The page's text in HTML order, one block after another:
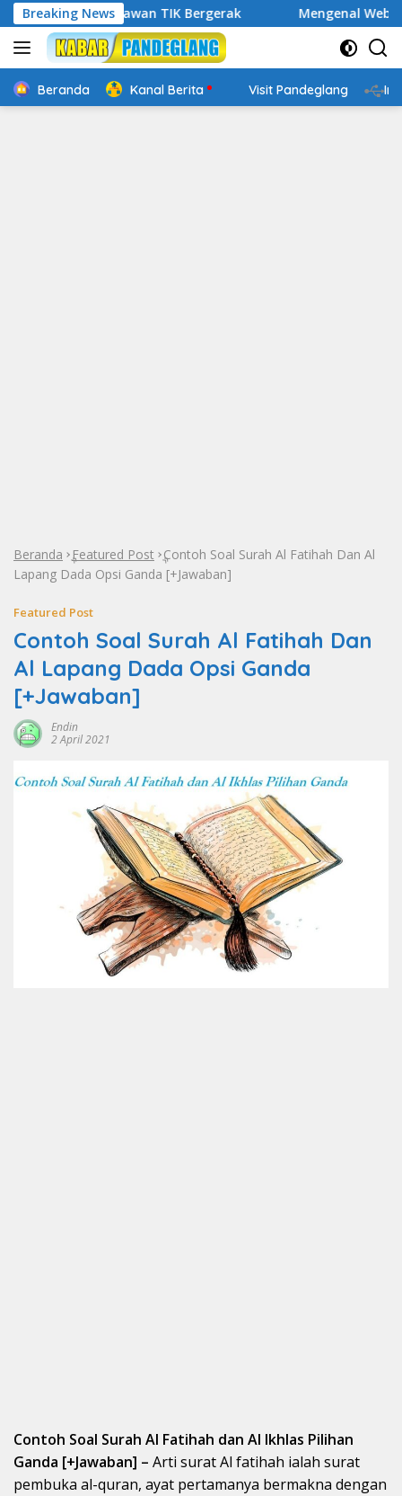
Langsung
ke
konten
Breaking News
Relawan TIK Bergerak Mengenal Website Resmi
Beranda Kanal Berita Visit Pandeglang
Beranda »Featured Post »Contoh Soal Surah Al Fatihah Dan Al
Lapang Dada Opsi Ganda [+Jawaban]
Featured Post
Contoh Soal Surah Al Fatihah Dan
Al Lapang Dada Opsi Ganda
[+Jawaban]
Endin
2 April 2021
Contoh Soal Surah Al Fatihah dan Al Ikhlas Pilihan
Ganda [+Jawaban] – Arti surat Al fatihah ialah surat
pembuka al-quran, ayat pertamanya bermakna dengan